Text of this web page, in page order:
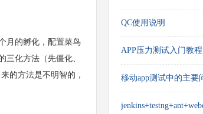
月的孵化，配置菜鸟
化方法（先僵化、
的方法是不明智的，
QC使用说明
APP压力测试入门教程
移动app测试中的主要